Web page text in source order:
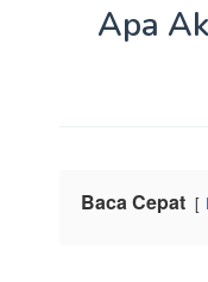
Apa
Baca Cepat